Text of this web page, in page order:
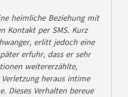
heimliche Beziehung mit
Kontakt per SMS. Kurz
erlitt jedoch eine
erfuhr, dass er sehr
weitererzählte,
heraus intime
Dieses Verhalten bereue